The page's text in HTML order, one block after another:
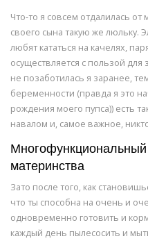
Что-то я совсем отдалилась
своего сына такую же люльку.
любят кататься на качелях,
осуществляется с пользой
не позаботилась я заранее,
беременности (правда я это
рождения моего пупса)) есть
навалом и, самое важное,
материнства
Зато после того, как
что ты способна на очень и
одновременно готовить и
каждый день пылесосить и